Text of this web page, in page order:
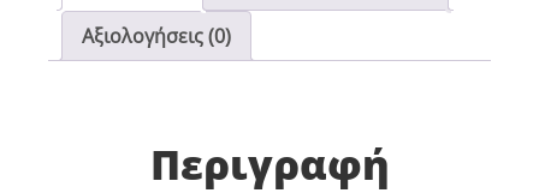
Αξιολογήσεις (0)
Περιγραφή